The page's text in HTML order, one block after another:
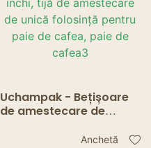
Uchampak - Bețișoare
de amestecare de
individual 6,7 inchi, tijă
Anchetă